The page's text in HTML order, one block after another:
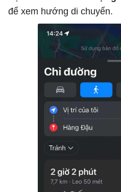
để xem hướng di chuyển.